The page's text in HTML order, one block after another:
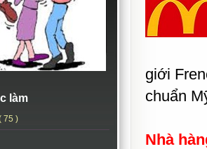
làm
75 )
giới
chuẩn
Nhà